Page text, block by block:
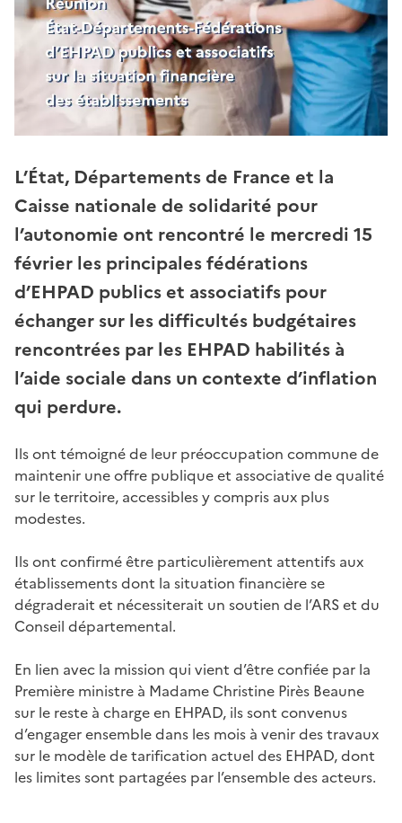
L’État, Départements de France et la
Caisse nationale de solidarité pour
l’autonomie ont rencontré le mercredi 15
février les principales fédérations
d’EHPAD publics et associatifs pour
échanger sur les difficultés budgétaires
rencontrées par les EHPAD habilités à
l’aide sociale dans un contexte d’inflation
qui perdure.
Ils ont témoigné de leur préoccupation commune de
maintenir une offre publique et associative de qualité
sur le territoire, accessibles y compris aux plus
modestes.
Ils ont confirmé être particulièrement attentifs aux
établissements dont la situation financière se
dégraderait et nécessiterait un soutien de l’ARS et du
Conseil départemental.
En lien avec la mission qui vient d’être confiée par la
Première ministre à Madame Christine Pirès Beaune
sur le reste à charge en EHPAD, ils sont convenus
d’engager ensemble dans les mois à venir des travaux
sur le modèle de tarification actuel des EHPAD, dont
les limites sont partagées par l’ensemble des acteurs.